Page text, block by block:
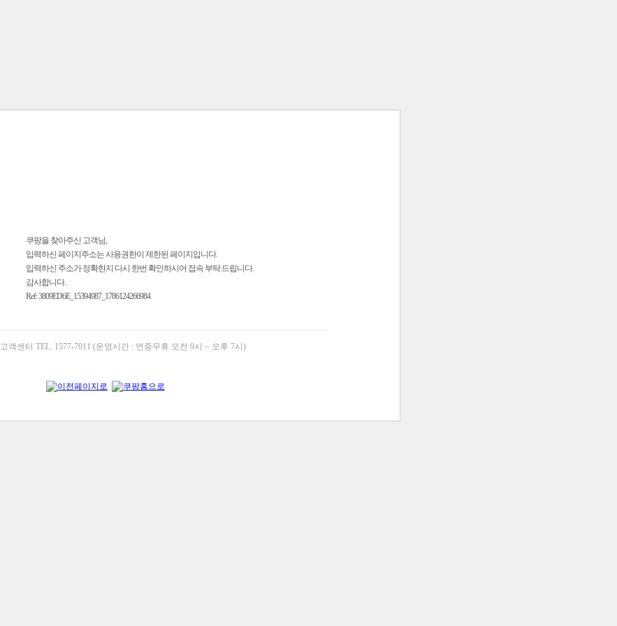
쿠팡을 찾아주신 고객님,
입력하신 페이지주소는 사용권한이 제한된 페이지입니다.
입력하신 주소가 정확한지 다시 한번 확인하시어 접속 부탁 드립니다.
감사합니다.
Ref: 3809ED6E_15394987_1786124266984
고객센터 TEL. 1577-7011 (운영시간 : 연중무휴 오전 9시 ~ 오후 7시)